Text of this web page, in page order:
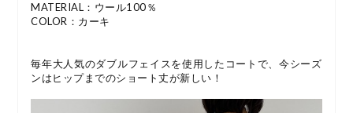
MATERIAL：ウール100％
COLOR：カーキ
毎年大人気のダブルフェイスを使用したコートで、今シーズ
ンはヒップまでのショート丈が新しい！